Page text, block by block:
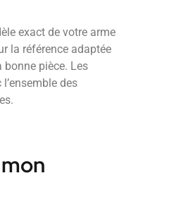
exact de votre arme
la référence adaptée
bonne pièce. Les
des